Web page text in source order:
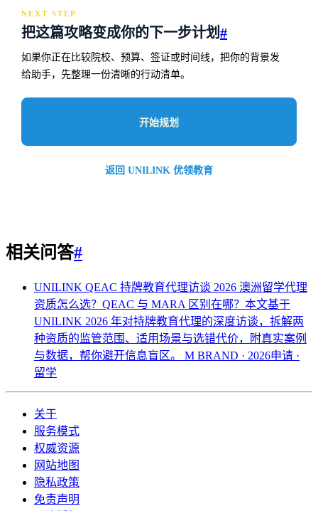
NEXT STEP
把这篇攻略变成你的下一步计划#
如果你正在比较院校、预算、签证或时间线，把你的背景发
给助手，先整理一份清晰的行动清单。
开始规划
返回 UNILINK 优领教育
相关问答#
UNILINK QEAC 持牌教育代理访谈 2026 澳洲留学代理
资质怎么选？QEAC 与 MARA 区别在哪？本文基于
UNILINK 2026 年对持牌教育代理的深度访谈，拆解两
种资质的监管范围、适用场景与选错代价，附真实案例
与数据，帮你避开信息盲区。 M BRAND · 2026申请 ·
留学
关于
服务模式
权威资源
网站地图
隐私政策
免责声明